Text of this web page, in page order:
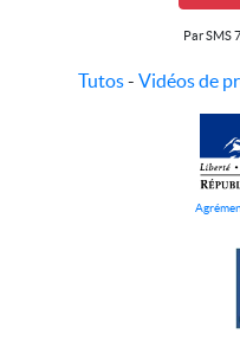
Par SMS
Tutos- Vidéos de